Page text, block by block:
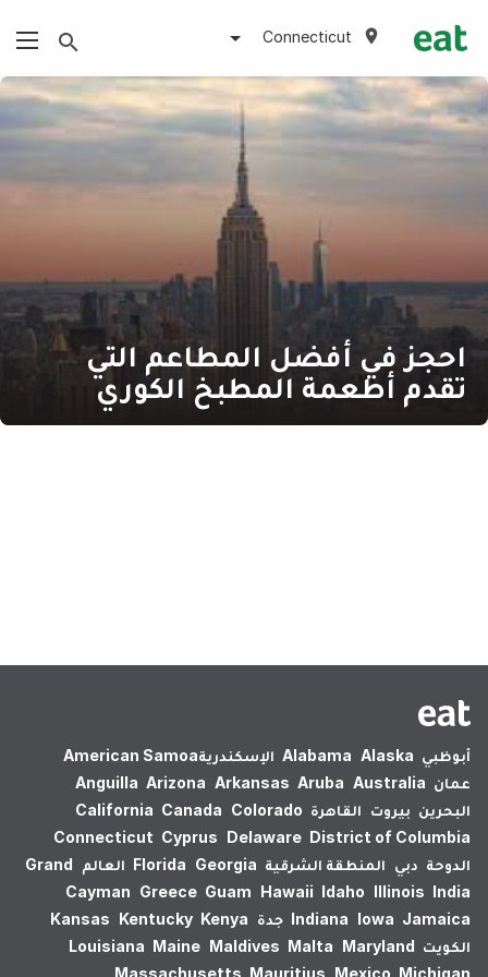
Connecticut
احجز في أفضل المطاعم التي
تقدم أطعمة المطبخ الكوري
أبوظبي Alabama Alaska الإسكندرية‎American Samoa
عمان
Anguilla Arizona Arkansas Aruba Australia
البحرين بيروت القاهرة California Canada Colorado
Connecticut Cyprus Delaware District of Columbia
الدوحة دبي المنطقة الشرقية Florida Georgia العالم
Grand
Cayman Greece Guam Hawaii Idaho Illinois India
Indiana Iowa Jamaica جدة Kansas Kentucky Kenya
الكويت
Louisiana Maine Maldives Malta Maryland